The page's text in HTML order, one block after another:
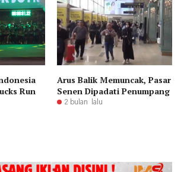
Run
Arus Balik Memuncak, Pasar
Senen Dipadati Penumpang
2 bulan lalu